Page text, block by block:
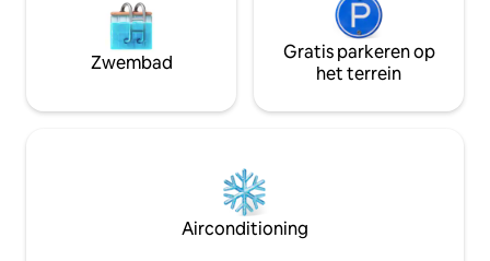
Zwembad
Gratis parkeren op
het terrein
Airconditioning